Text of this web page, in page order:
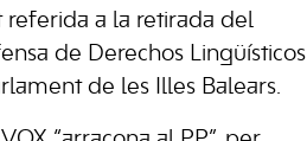
a la retirada del
de Derechos Lingüísticos
de les Illes Balears.